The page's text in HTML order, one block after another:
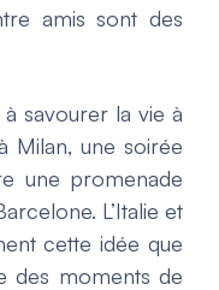
amis sont des
savourer la vie à
Milan, une soirée
une promenade
L’Italie et
cette idée que
des moments de